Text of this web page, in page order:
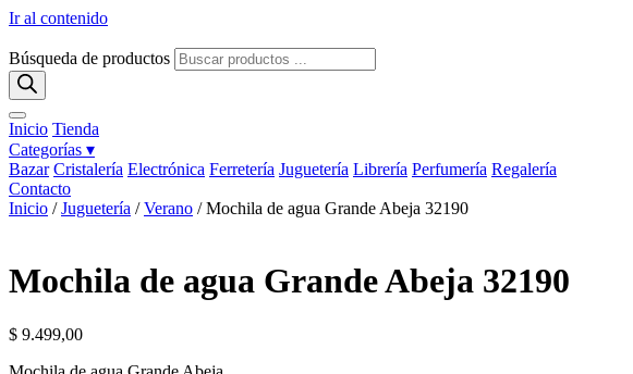
Ir al contenido
Búsqueda de productos
Inicio Tienda
Categorías ▾
Bazar Cristalería Electrónica Ferretería Juguetería Librería Perfumería Regalería
Contacto
Inicio /Juguetería /Verano / Mochila de agua Grande Abeja 32190
Mochila de agua Grande Abeja 32190
$ 9.499,00